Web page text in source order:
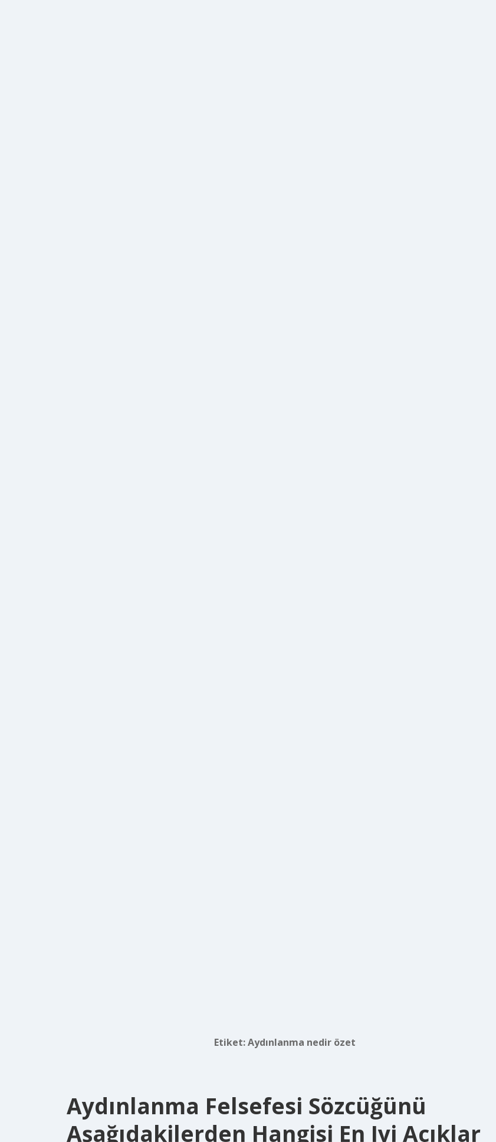
Etiket:Aydınlanma nedir özet
Aydınlanma Felsefesi Sözcüğünü
Aşağıdakilerden Hangisi En Iyi Açıklar